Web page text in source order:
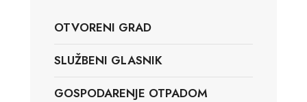
OTVORENI GRAD
SLUŽBENI GLASNIK
GOSPODARENJE OTPADOM